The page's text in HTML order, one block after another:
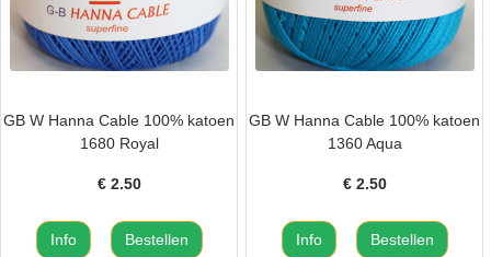
GB W Hanna Cable 100% katoen
1680 Royal
€ 2.50
GB W Hanna Cable 100% katoen
1360 Aqua
€ 2.50